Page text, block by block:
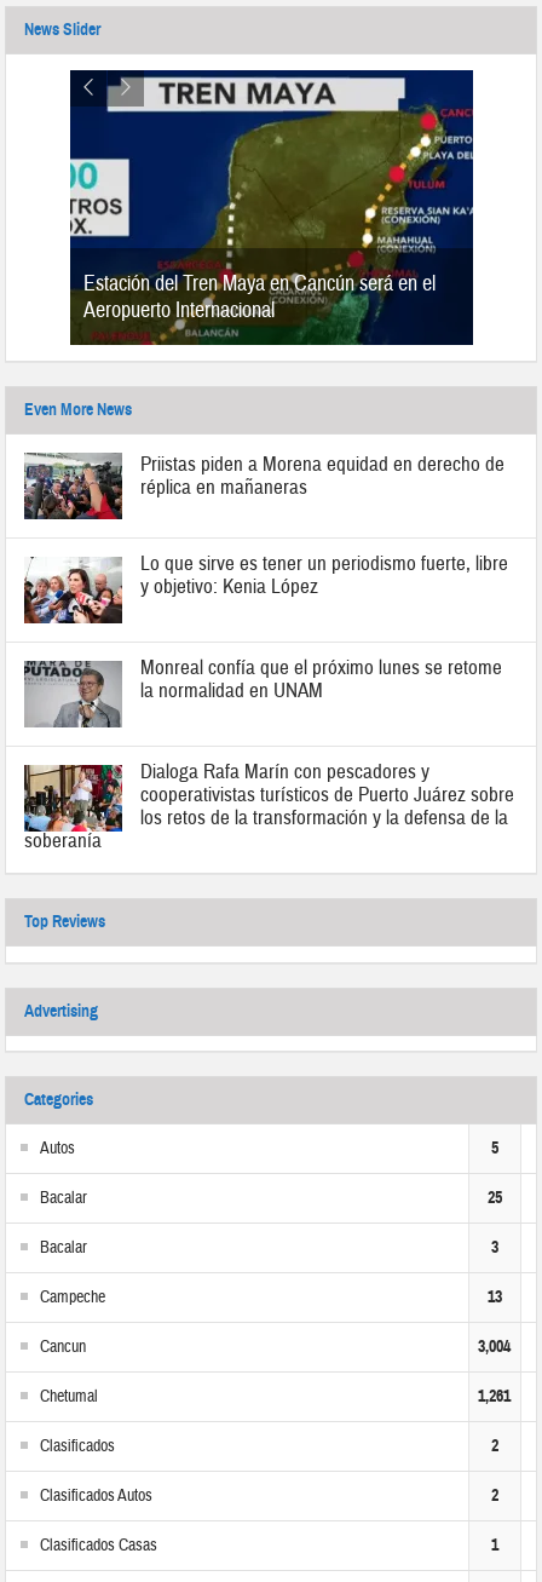
News Slider
Estación del Tren Maya en Cancún será en el
Aeropuerto Internacional
Even More News
Priistas piden a Morena equidad en derecho de
réplica en mañaneras
Lo que sirve es tener un periodismo fuerte, libre
y objetivo: Kenia López
Monreal confía que el próximo lunes se retome
la normalidad en UNAM
Dialoga Rafa Marín con pescadores y
cooperativistas turísticos de Puerto Juárez sobre
los retos de la transformación y la defensa de la
soberanía
Top Reviews
Advertising
Categories
Autos 5
Bacalar 25
Bacalar 3
Campeche 13
Cancun 3,004
Chetumal 1,261
Clasificados 2
Clasificados Autos 2
Clasificados Casas 1